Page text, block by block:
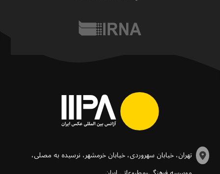
تهران، خیابان سهروردی، خیابان خرمشهر، نرسیده به مصلی،